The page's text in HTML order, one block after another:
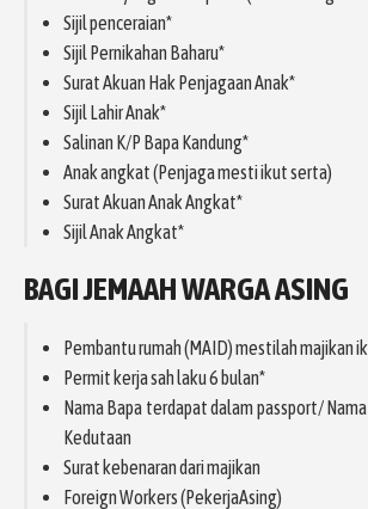
Sijil penceraian*
Sijil Pernikahan Baharu*
Surat Akuan Hak Penjagaan Anak*
Sijil Lahir Anak*
Salinan K/P Bapa Kandung*
Anak angkat (Penjaga mesti ikut serta)
Surat Akuan Anak Angkat*
Sijil Anak Angkat*
BAGI JEMAAH WARGA ASING
Pembantu rumah (MAID) mestilah majikan
Permit kerja sah laku 6 bulan*
Nama Bapa terdapat dalam passport/ Nama
Kedutaan
Surat kebenaran dari majikan
Foreign Workers (PekerjaAsing)